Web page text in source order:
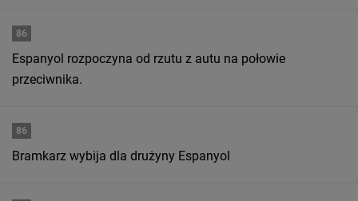
86
Espanyol rozpoczyna od rzutu z autu na połowie
przeciwnika.
86
Bramkarz wybija dla drużyny Espanyol